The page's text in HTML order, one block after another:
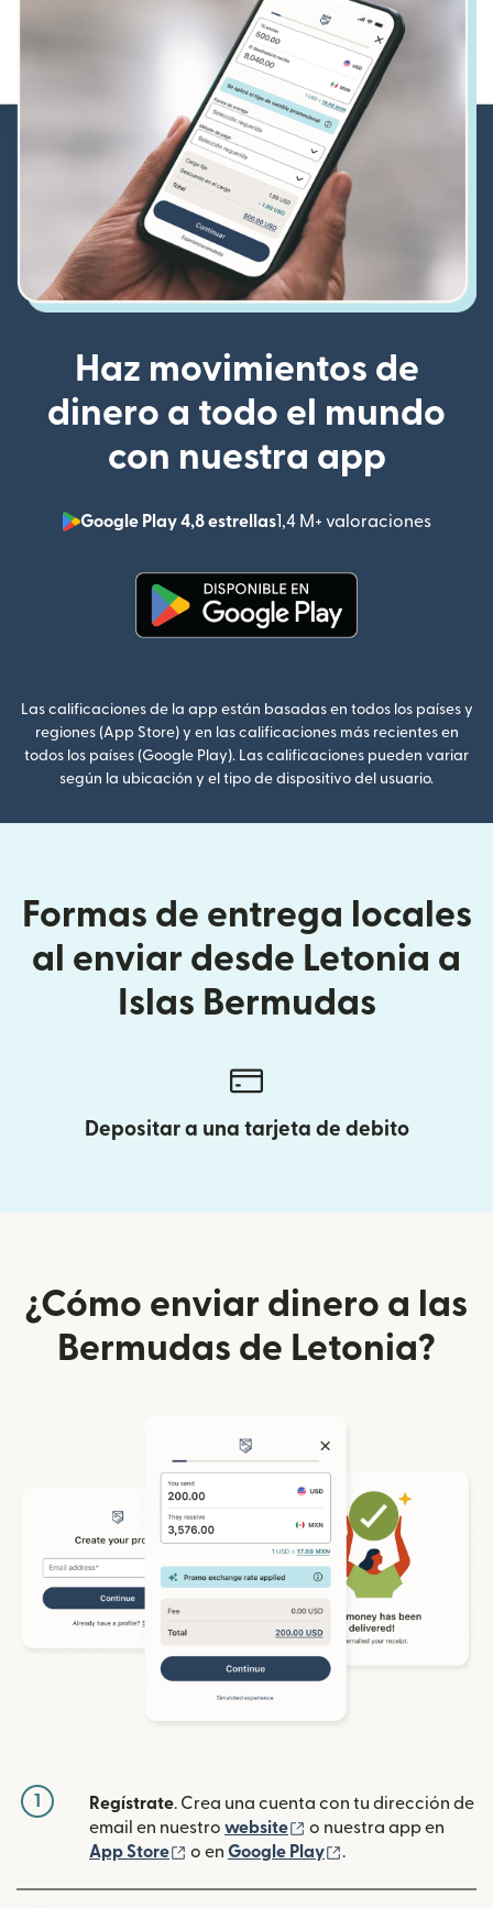
Haz movimientos de
dinero a todo el mundo
con nuestra app
Google Play 4,8 estrellas1,4 M+ valoraciones
(se
Las calificaciones de la app están basadas en todos los países y
regiones (App Store) y en las calificaciones más recientes en
todos los países (Google Play). Las calificaciones pueden variar
según la ubicación y el tipo de dispositivo del usuario.
Formas de entrega locales
al enviar desde Letonia a
Islas Bermudas
Depositar a una tarjeta de debito
¿Cómo enviar dinero a las
Bermudas de Letonia?
1 Regístrate. Crea una cuenta con tu dirección de
email en nuestro website (se abre en una
o nuestra app en
App Store
(se abre en una ventana nueva)
o en Google Play .